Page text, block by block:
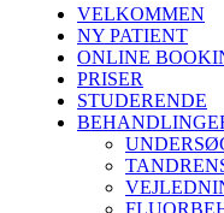
VELKOMMEN
NY PATIENT
ONLINE
PRISER
STUDERENDE